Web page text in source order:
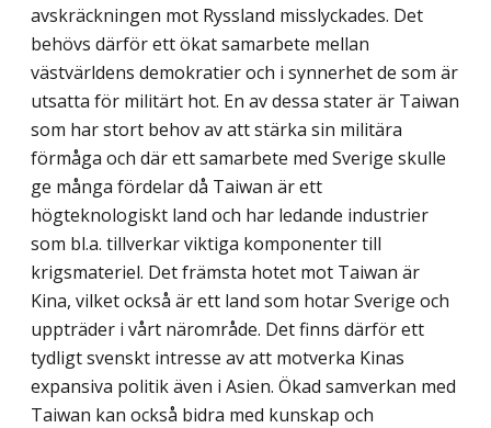
avskräckningen mot Ryssland misslyckades. Det
behövs därför ett ökat samarbete mellan
västvärldens demokratier och i synnerhet de som är
utsatta för militärt hot. En av dessa stater är Taiwan
som har stort behov av att stärka sin militära
förmåga och där ett samarbete med Sverige skulle
ge många fördelar då Taiwan är ett
högteknologiskt land och har ledande industrier
som bl.a. tillverkar viktiga komponenter till
krigsmateriel. Det främsta hotet mot Taiwan är
Kina, vilket också är ett land som hotar Sverige och
uppträder i vårt närområde. Det finns därför ett
tydligt svenskt intresse av att motverka Kinas
expansiva politik även i Asien. Ökad samverkan med
Taiwan kan också bidra med kunskap och